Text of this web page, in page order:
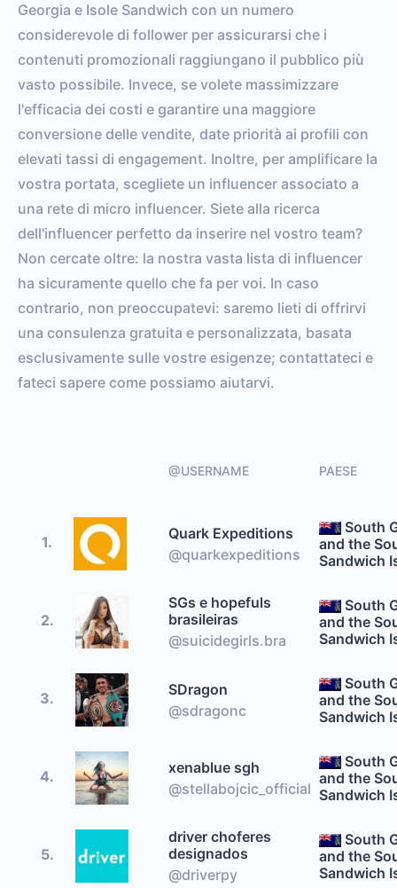
Georgia e Isole Sandwich con un numero
considerevole di follower per assicurarsi che i
contenuti promozionali raggiungano il pubblico più
vasto possibile. Invece, se volete massimizzare
l'efficacia dei costi e garantire una maggiore
conversione delle vendite, date priorità ai profili con
elevati tassi di engagement. Inoltre, per amplificare la
vostra portata, scegliete un influencer associato a
una rete di micro influencer. Siete alla ricerca
dell'influencer perfetto da inserire nel vostro team?
Non cercate oltre: la nostra vasta lista di influencer
ha sicuramente quello che fa per voi. In caso
contrario, non preoccupatevi: saremo lieti di offrirvi
una consulenza gratuita e personalizzata, basata
esclusivamente sulle vostre esigenze; contattateci e
fateci sapere come possiamo aiutarvi.
@USERNAME PAESE
1.
Quark Expeditions
@quarkexpeditions
South
and the
Sandwich
2.
SGs e hopefuls
brasileiras
@suicidegirls.bra
South
and the
Sandwich
3.
SDragon
@sdragonc
South
and the
Sandwich
4.
xenablue sgh
@stellabojcic_official
South
and the
Sandwich
5.
driver choferes
designados
@driverpy
South
and the
Sandwich